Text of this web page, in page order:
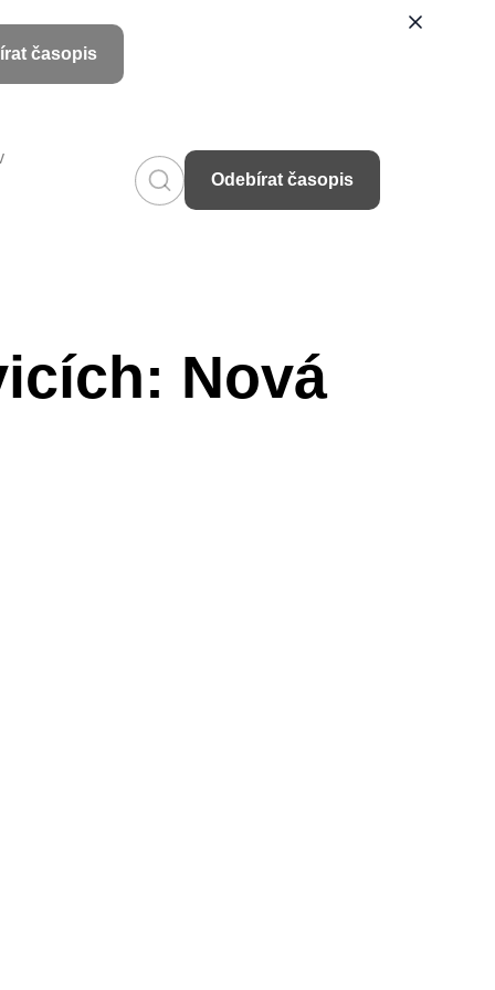
časopis
Odebírat časopis
Nová